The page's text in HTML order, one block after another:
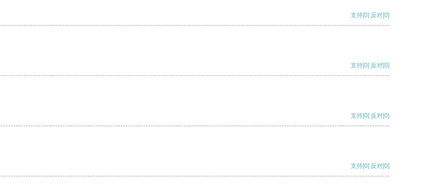
支持[0] 反对[0]
支持[0] 反对[0]
支持[0] 反对[0]
支持[0] 反对[0]